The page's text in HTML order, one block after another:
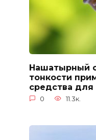
Нашатырный
тонкости
средства для
0 11.3к.